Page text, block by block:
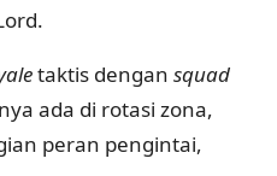
taktis dengan squad
ada di rotasi zona,
peran pengintai,